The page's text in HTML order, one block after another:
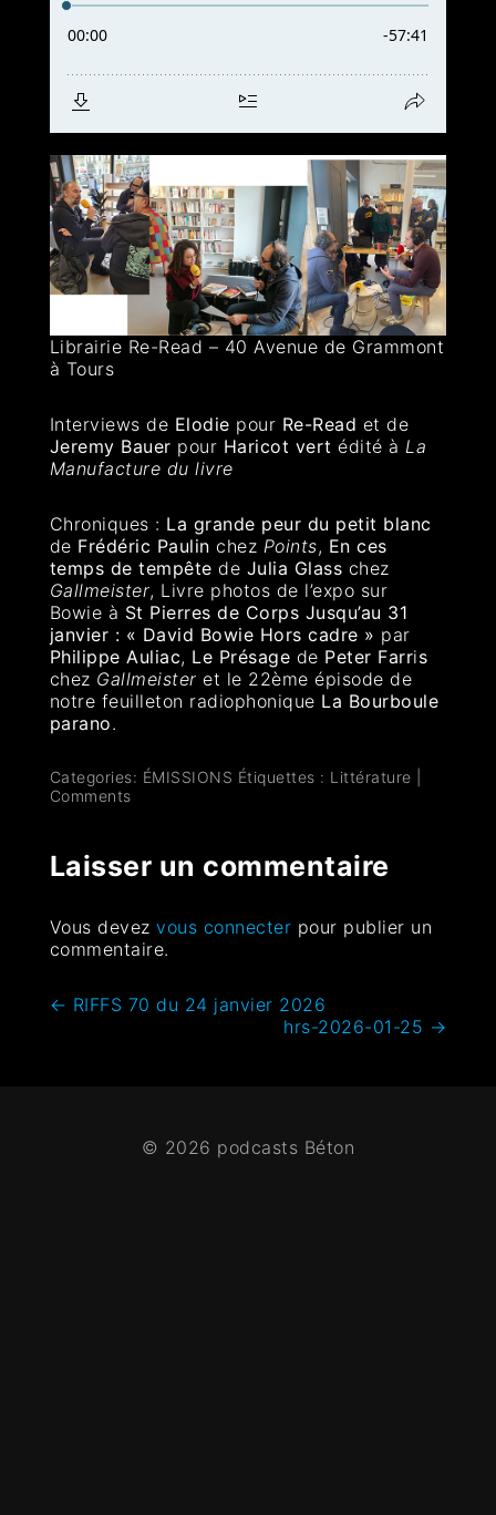
Librairie Re-Read – 40 Avenue de Grammont
à Tours
Interviews de Elodie pour Re-Read et de
Jeremy Bauer pour Haricot vert édité à La
Manufacture du livre
Chroniques : La grande peur du petit blanc
de Frédéric Paulin chez Points, En ces
temps de tempête de Julia Glass chez
Gallmeister, Livre photos de l’expo sur
Bowie à St Pierres de Corps Jusqu’au 31
janvier : « David Bowie Hors cadre » par
Philippe Auliac, Le Présage de Peter Farris
chez Gallmeister et le 22ème épisode de
notre feuilleton radiophonique La Bourboule
parano.
Categories: ÉMISSIONS Étiquettes : Littérature
Comments
Laisser un commentaire
Vous devezvous connecter pour publier un
commentaire.
← RIFFS 70 du 24 janvier 2026
hrs-2026-01-25 →
© 2026 podcasts Béton